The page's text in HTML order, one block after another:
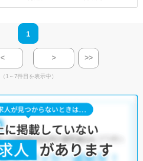
1
< > >>
（1～7件目を表示中）